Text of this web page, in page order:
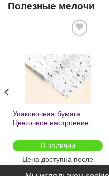
Полезные мелочи
желаний
Упаковочная бумага
Цветочное настроение
2шт/
В наличии
Цена доступна после
регистрации